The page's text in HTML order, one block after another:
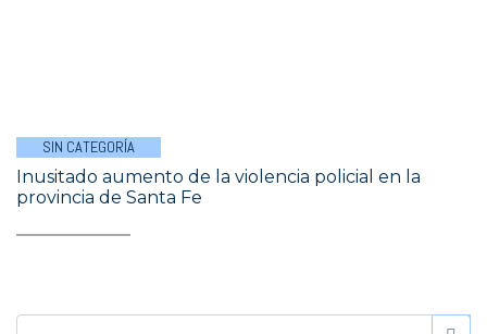
SIN CATEGORÍA
Inusitado aumento de la violencia policial en la
provincia de Santa Fe